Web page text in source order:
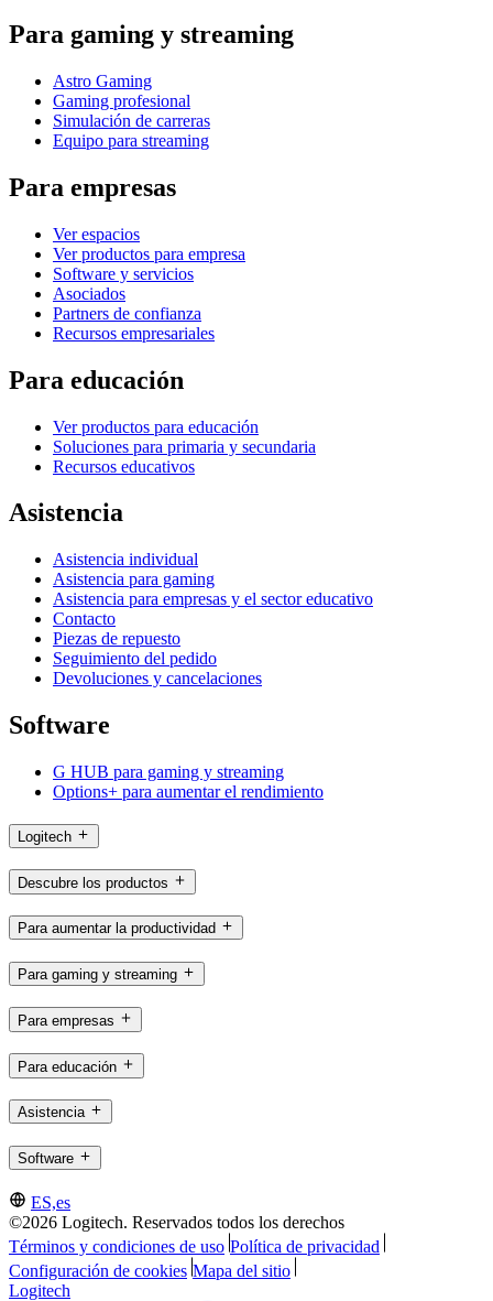
Para gaming y streaming
Astro Gaming
Gaming profesional
Simulación de carreras
Equipo para streaming
Para empresas
Ver espacios
Ver productos para empresa
Software y servicios
Asociados
Partners de confianza
Recursos empresariales
Para educación
Ver productos para educación
Soluciones para primaria y secundaria
Recursos educativos
Asistencia
Asistencia individual
Asistencia para gaming
Asistencia para empresas y el sector educativo
Contacto
Piezas de repuesto
Seguimiento del pedido
Devoluciones y cancelaciones
Software
G HUB para gaming y streaming
Options+ para aumentar el rendimiento
Logitech
Descubre los productos
Para aumentar la productividad
Para gaming y streaming
Para empresas
Para educación
Asistencia
Software
ES,es
©2026 Logitech. Reservados todos los derechos
Términos y condiciones de uso Política de privacidad
Configuración de cookies Mapa del sitio
Logitech